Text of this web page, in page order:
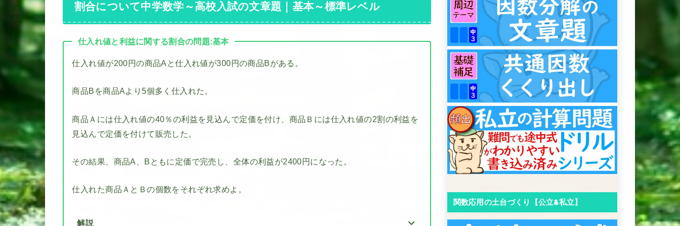
割合について中学数学～高校入試の文章題｜基本～標準レベル
仕入れ値と利益に関する割合の問題:基本
仕入れ値が200円の商品Aと仕入れ値が300円の商品Bがある。
商品Bを商品Aより5個多く仕入れた。
商品Ａには仕入れ値の40％の利益を見込んで定価を付け、商品Ｂには仕入れ値の2割の利益を
見込んで定価を付けて販売した。
その結果、商品A、Bともに定価で完売し、全体の利益が2400円になった。
仕入れた商品ＡとＢの個数をそれぞれ求めよ。
解説
関数応用の土台づくり【公立&私立】